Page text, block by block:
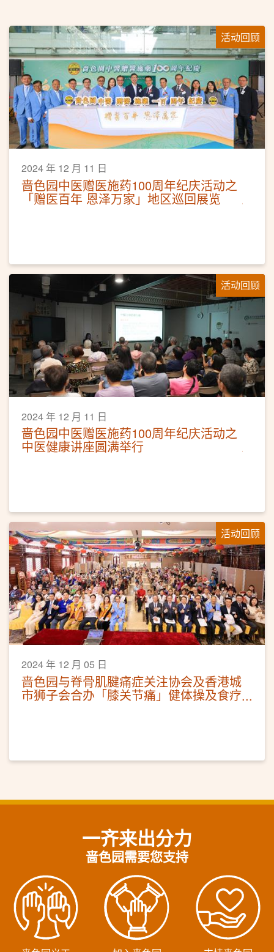
活动回顾
2024 年 12 月 11 日
啬色园中医赠医施药100周年纪庆活动之
「赠医百年 恩泽万家」地区巡回展览
活动回顾
2024 年 12 月 11 日
啬色园中医赠医施药100周年纪庆活动之
中医健康讲座圆满举行
活动回顾
2024 年 12 月 05 日
啬色园与脊骨肌腱痛症关注协会及香港城
市狮子会合办「膝关节痛」健体操及食疗
一齐来出分力
啬色园需要您支持